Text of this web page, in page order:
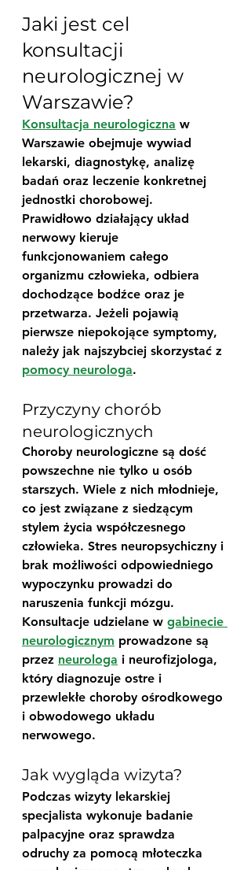
Jaki jest cel
konsultacji
neurologicznej w
Warszawie?
Konsultacja neurologiczna w
Warszawie obejmuje wywiad
lekarski, diagnostykę, analizę
badań oraz leczenie konkretnej
jednostki chorobowej.
Prawidłowo działający układ
nerwowy kieruje
funkcjonowaniem całego
organizmu człowieka, odbiera
dochodzące bodźce oraz je
przetwarza. Jeżeli pojawią
pierwsze niepokojące symptomy,
należy jak najszybciej skorzystać z
pomocy neurologa.
Przyczyny chorób
neurologicznych
Choroby neurologiczne są dość
powszechne nie tylko u osób
starszych. Wiele z nich młodnieje,
co jest związane z siedzącym
stylem życia współczesnego
człowieka. Stres neuropsychiczny i
brak możliwości odpowiedniego
wypoczynku prowadzi do
naruszenia funkcji mózgu.
Konsultacje udzielane w gabinecie
neurologicznym prowadzone są
przez neurologa i neurofizjologa,
który diagnozuje ostre i
przewlekłe choroby ośrodkowego
i obwodowego układu
nerwowego.
Jak wygląda wizyta?
Podczas wizyty lekarskiej
specjalista wykonuje badanie
palpacyjne oraz sprawdza
odruchy za pomocą młoteczka